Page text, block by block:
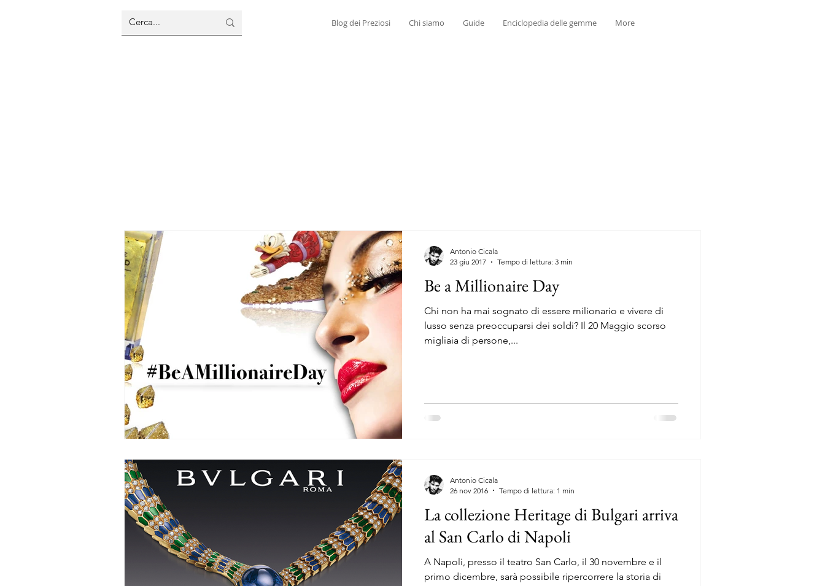
Blog dei Preziosi Chi siamo Guide Enciclopedia delle gemme More
Be a Millionaire Day
Chi non ha mai sognato di essere milionario e vivere di
lusso senza preoccuparsi dei soldi? Il 20 Maggio scorso
migliaia di persone,...
Antonio Cicala
23 giu 2017
Tempo di lettura: 3 min
La collezione Heritage di Bulgari arriva
al San Carlo di Napoli
A Napoli, presso il teatro San Carlo, il 30 novembre e il
primo dicembre, sarà possibile ripercorrere la storia di
Antonio Cicala
26 nov 2016
Tempo di lettura: 1 min